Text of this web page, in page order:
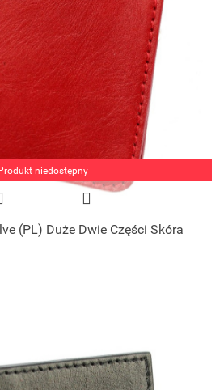
Produkt niedostępny
(PL) Duże Dwie Części Skóra